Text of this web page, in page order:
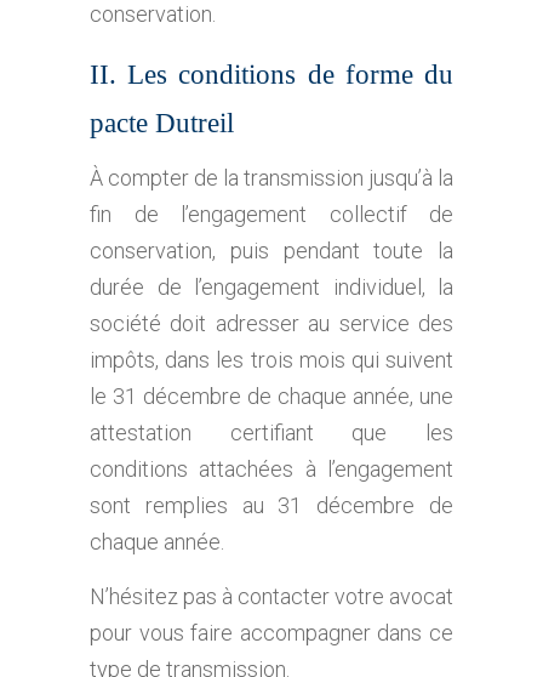
conservation.
II. Les conditions de forme du
pacte Dutreil
À compter de la transmission jusqu’à la
fin de l’engagement collectif de
conservation, puis pendant toute la
durée de l’engagement individuel, la
société doit adresser au service des
impôts, dans les trois mois qui suivent
le 31 décembre de chaque année, une
attestation certifiant que les
conditions attachées à l’engagement
sont remplies au 31 décembre de
chaque année.
N’hésitez pas à contacter votre avocat
pour vous faire accompagner dans ce
type de transmission.